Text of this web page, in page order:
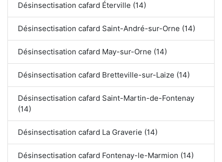
Désinsectisation cafard Éterville (14)
Désinsectisation cafard Saint-André-sur-Orne (14)
Désinsectisation cafard May-sur-Orne (14)
Désinsectisation cafard Bretteville-sur-Laize (14)
Désinsectisation cafard Saint-Martin-de-Fontenay
(14)
Désinsectisation cafard La Graverie (14)
Désinsectisation cafard Fontenay-le-Marmion (14)